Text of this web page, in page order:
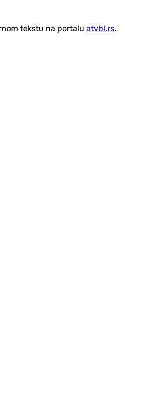
tekstu na portalu atvbl.rs.